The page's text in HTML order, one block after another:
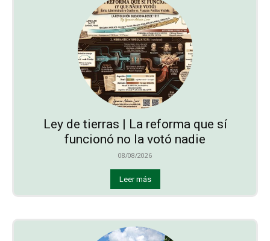
Ley de tierras | La reforma que sí
funcionó no la votó nadie
08/08/2026
Leer más